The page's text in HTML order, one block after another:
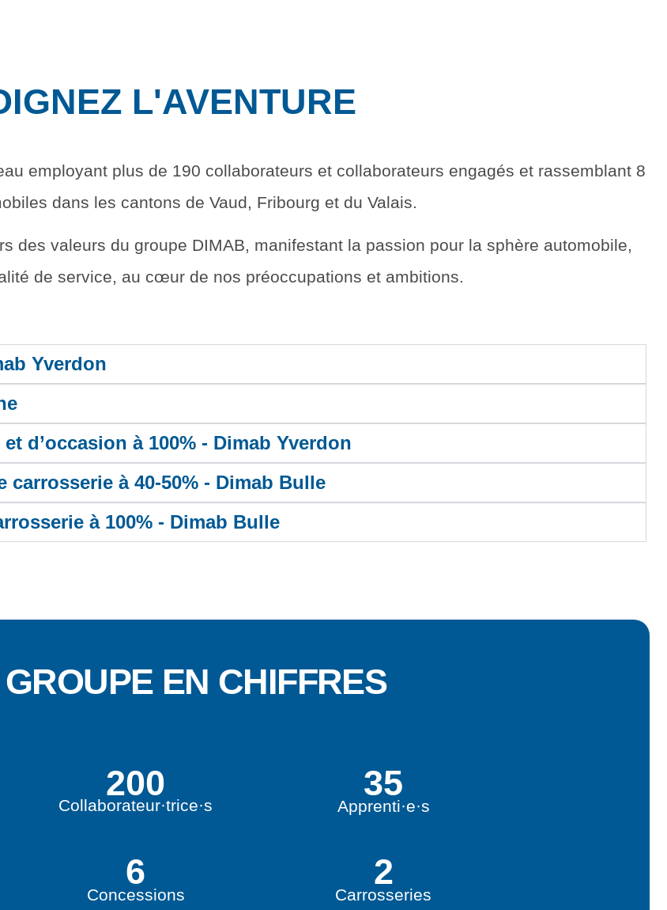
L'AVENTURE
employant plus de 190 collaborateurs et collaborateurs engagés et rassemblant 8
dans les cantons de Vaud, Fribourg et du Valais.
des valeurs du groupe DIMAB, manifestant la passion pour la sphère automobile,
de service, au cœur de nos préoccupations et ambitions.
Yverdon
d’occasion à 100% - Dimab Yverdon
carrosserie à 40-50% - Dimab Bulle
à 100% - Dimab Bulle
EN CHIFFRES
200
Collaborateur·trice·s
6
Concessions
35
Apprenti·e·s
2
Carrosseries